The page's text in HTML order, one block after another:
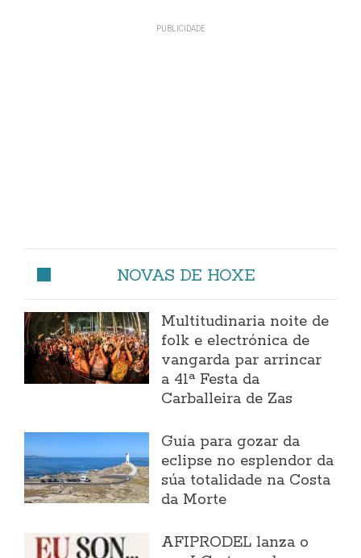
NOVAS DE HOXE
Multitudinaria noite de
folk e electrónica de
vangarda par arrincar
a 41ª Festa da
Carballeira de Zas
Guía para gozar da
eclipse no esplendor da
súa totalidade na Costa
da Morte
AFIPRODEL lanza o